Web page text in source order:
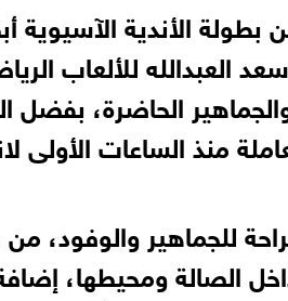
الأندية الآسيوية
العبدالله للألعاب
الحاضرة، بفضل
منذ الساعات الأولى
للجماهير والوفود،
الصالة ومحيطها،